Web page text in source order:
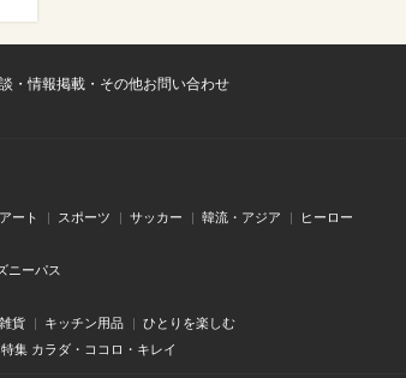
・情報掲載・その他お問い合わせ
アート スポーツ サッカー 韓流・アジア ヒーロー
ニーパス
雑貨 キッチン用品 ひとりを楽しむ
特集 カラダ・ココロ・キレイ